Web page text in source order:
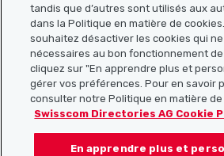
Liens utiles
Télécharger l’application
tandis que d’autres sont utilisés aux
dans la Politique en matière de
souhaitez désactiver les cookies qui
nécessaires au bon fonctionnement
cliquez sur "En apprendre plus et
gérer vos préférences. Pour en savoir
consulter notre Politique en matière de
Swisscom Directories AG Cookie
En apprendre plus et